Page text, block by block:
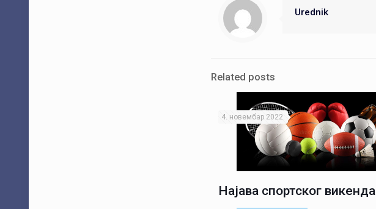
Urednik
Related posts
4. новембар 2022.
Најава спортског викенда